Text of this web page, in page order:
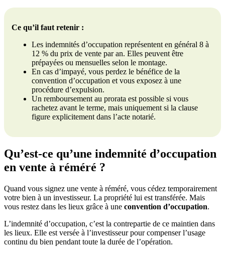
Ce qu’il faut retenir :
Les indemnités d’occupation représentent en général 8 à
12 % du prix de vente par an. Elles peuvent être
prépayées ou mensuelles selon le montage.
En cas d’impayé, vous perdez le bénéfice de la
convention d’occupation et vous exposez à une
procédure d’expulsion.
Un remboursement au prorata est possible si vous
rachetez avant le terme, mais uniquement si la clause
figure explicitement dans l’acte notarié.
Qu’est-ce qu’une indemnité d’occupation
en vente à réméré ?
Quand vous signez une vente à réméré, vous cédez temporairement
votre bien à un investisseur. La propriété lui est transférée. Mais
vous restez dans les lieux grâce à une convention d’occupation.
L’indemnité d’occupation, c’est la contrepartie de ce maintien dans
les lieux. Elle est versée à l’investisseur pour compenser l’usage
continu du bien pendant toute la durée de l’opération.